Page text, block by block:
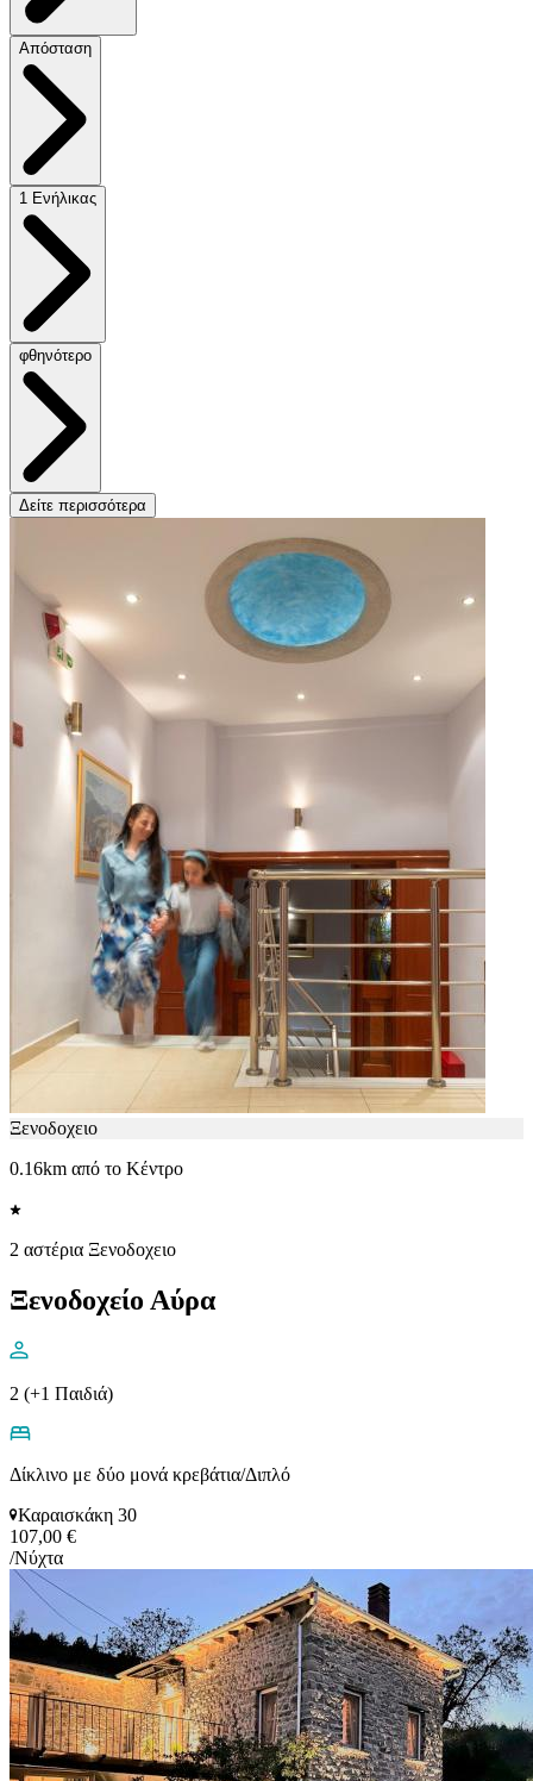
Απόσταση
1 Ενήλικας
φθηνότερο
Δείτε περισσότερα
Ξενοδοχειο
0.16km από το Κέντρο
2 αστέρια Ξενοδοχειο
Ξενοδοχείο Αύρα
2 (+1 Παιδιά)
Δίκλινο με δύο μονά κρεβάτια/Διπλό
Καραισκάκη 30
107,00 €
/Νύχτα